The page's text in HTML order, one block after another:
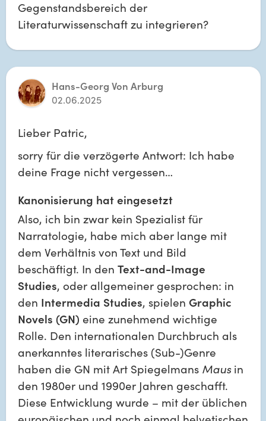
Gegenstandsbereich der
Literaturwissenschaft zu integrieren?
Hans-Georg Von Arburg
02.06.2025
Lieber Patric,
sorry für die verzögerte Antwort: Ich habe
deine Frage nicht vergessen…
Kanonisierung hat eingesetzt
Also, ich bin zwar kein Spezialist für
Narratologie, habe mich aber lange mit
dem Verhältnis von Text und Bild
beschäftigt. In den Text-and-Image
Studies, oder allgemeiner gesprochen: in
den Intermedia Studies, spielen Graphic
Novels (GN) eine zunehmend wichtige
Rolle. Den internationalen Durchbruch als
anerkanntes literarisches (Sub-)Genre
haben die GN mit Art Spiegelmans Maus in
den 1980er und 1990er Jahren geschafft.
Diese Entwicklung wurde – mit der üblichen